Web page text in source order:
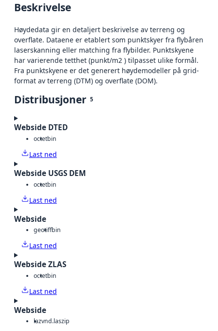
Beskrivelse
Høydedata gir en detaljert beskrivelse av terreng og
overflate. Dataene er etablert som punktskyer fra flybåren
laserskanning eller matching fra flybilder. Punktskyene
har varierende tetthet (punkt/m2 ) tilpasset ulike formål.
Fra punktskyene er det generert høydemodeller på grid-
format av terreng (DTM) og overflate (DOM).
Distribusjoner 5
Webside DTED
octetbin
Last ned
Webside USGS DEM
octetbin
Last ned
Webside
geotiffbin
Last ned
Webside ZLAS
octetbin
Last ned
Webside
lazvnd.laszip